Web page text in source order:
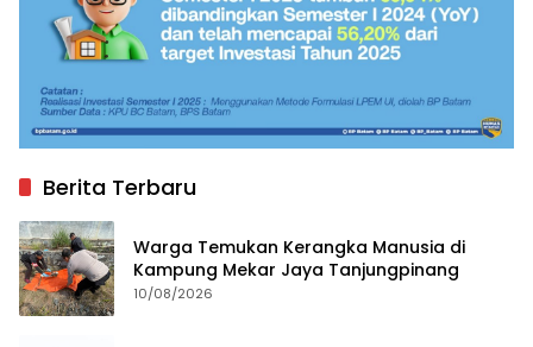
Berita Terbaru
Warga Temukan Kerangka Manusia di
Kampung Mekar Jaya Tanjungpinang
10/08/2026